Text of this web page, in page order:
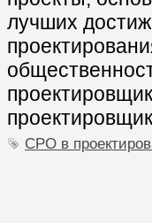
лучших
СРО в